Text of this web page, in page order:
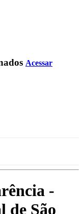
Acessar
-
de São